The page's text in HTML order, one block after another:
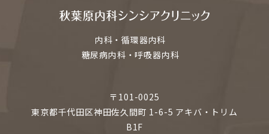
内科・循環器内科
糖尿病内科・呼吸器内科
〒101-0025
東京都千代田区神田佐久間町 1-6-5 アキバ・トリム
B1F